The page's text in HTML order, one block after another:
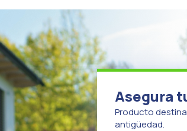
Asegura
Producto
antigüedad.